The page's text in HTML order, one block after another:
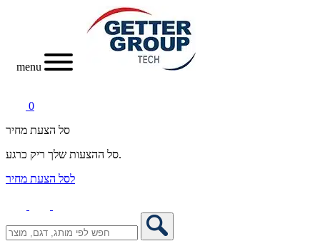
menu
0
סל הצעת מחיר
סל ההצעות שלך ריק כרגע.
לסל הצעת מחיר